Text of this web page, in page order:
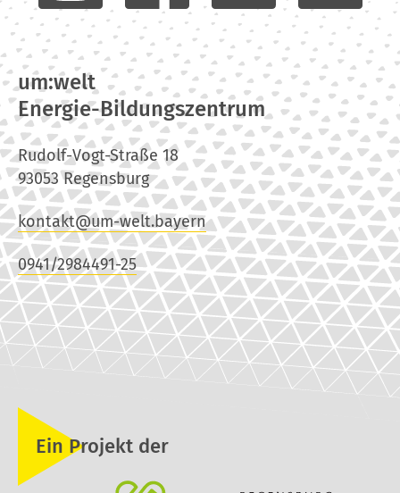
um:welt
Energie-Bildungszentrum
Rudolf-Vogt-Straße 18
93053 Regensburg
kontakt@um-welt.bayern
0941/2984491-25
Ein Projekt der